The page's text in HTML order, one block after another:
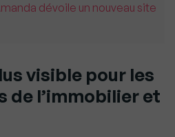
dévoile un nouveau site
visible pour les
de l’immobilier et